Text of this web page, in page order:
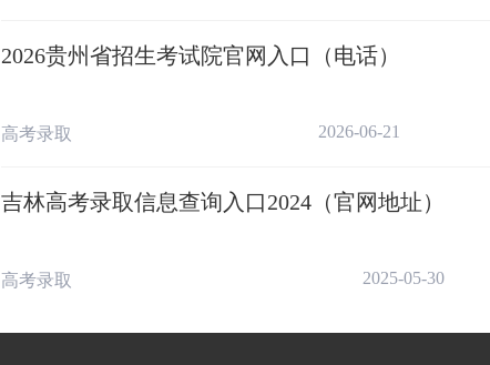
◇退档录检结束 7月16日16:30
◇第四志愿投档 7月17日8:30
◇退档录检结束 7月17日10:00
◇退档录检结束 7月17日12:00
2026贵州省招生考试院官网入口（电话）
高考录取 2026-06-21
吉林高考录取信息查询入口2024（官网地址）
高考录取 2025-05-30